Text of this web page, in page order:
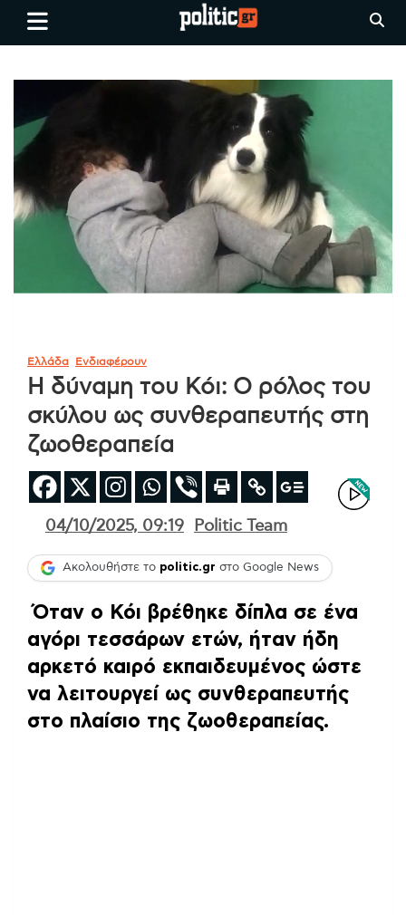
Skip
Ειδήσεις απο τη
Θεσσαλονίκη, την Ελλάδα και
όλο τον Κόσμο
politic.gr
Ελλάδα Ενδιαφέρουν
Η δύναμη του Κόι: Ο ρόλος του
σκύλου ως συνθεραπευτής στη
ζωοθεραπεία
04/10/2025, 09:19 Politic Team
Ακολουθήστε το politic.gr στο Google News
Όταν ο Κόι βρέθηκε δίπλα σε ένα
αγόρι τεσσάρων ετών, ήταν ήδη
αρκετό καιρό εκπαιδευμένος ώστε
να λειτουργεί ως συνθεραπευτής
στο πλαίσιο της ζωοθεραπείας.